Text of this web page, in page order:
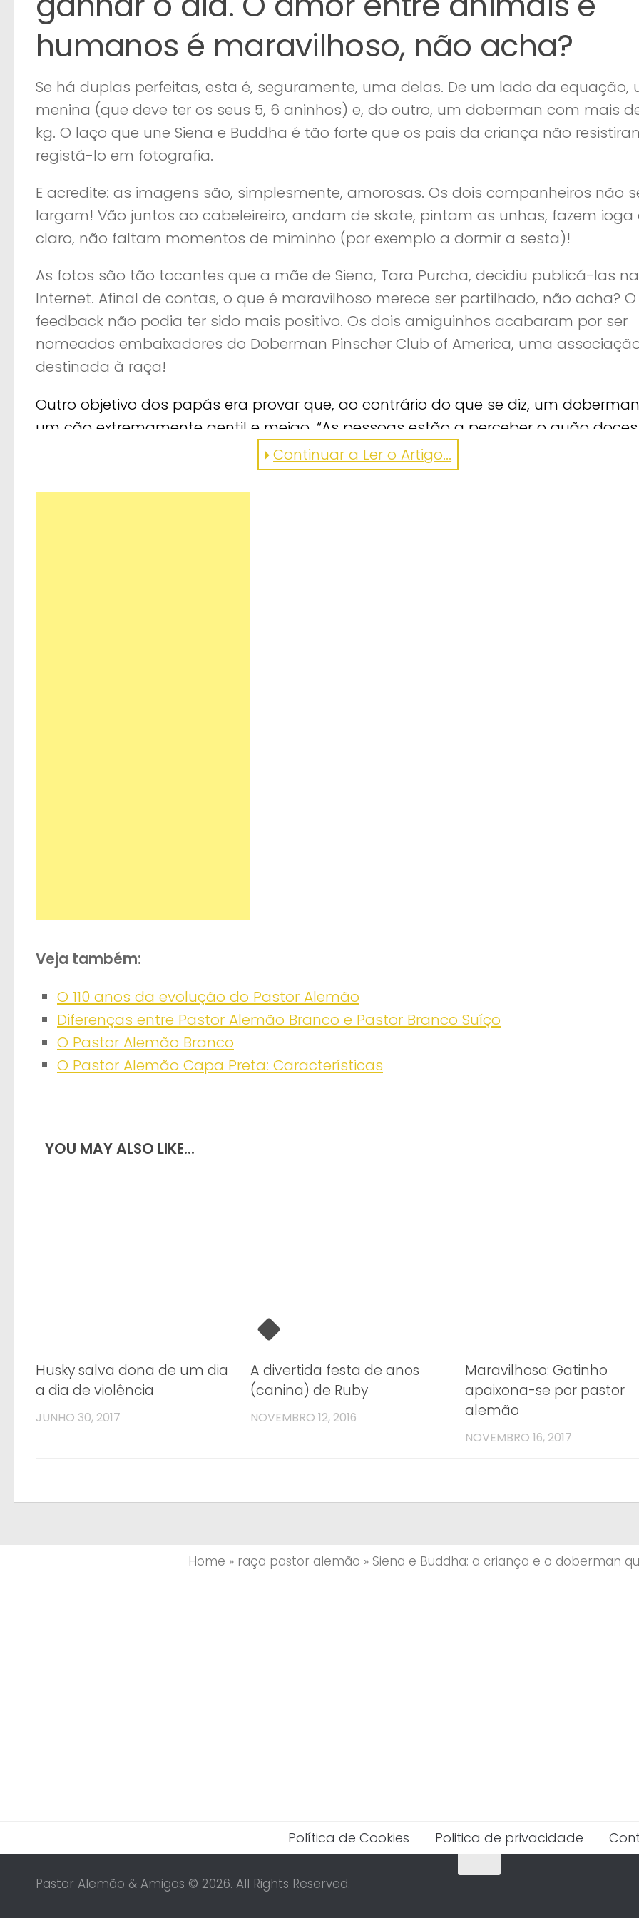
humanos é maravilhoso, não acha?
Se há duplas perfeitas, esta é, seguramente, uma delas. De um lado da equação,
menina (que deve ter os seus 5, 6 aninhos) e, do outro, um doberman com mais
kg. O laço que une Siena e Buddha é tão forte que os pais da criança não
registá-lo em fotografia.
E acredite: as imagens são, simplesmente, amorosas. Os dois companheiros não
largam! Vão juntos ao cabeleireiro, andam de skate, pintam as unhas, fazem ioga
claro, não faltam momentos de miminho (por exemplo a dormir a sesta)!
As fotos são tão tocantes que a mãe de Siena, Tara Purcha, decidiu publicá-las na
Internet. Afinal de contas, o que é maravilhoso merece ser partilhado, não acha? O
feedback não podia ter sido mais positivo. Os dois amiguinhos acabaram por ser
nomeados embaixadores do Doberman Pinscher Club of America, uma
destinada à raça!
Outro objetivo dos papás era provar que, ao contrário do que se diz, um
um cão extremamente gentil e meigo. “As pessoas estão a perceber o quão
maduros estes cães podem ser”, afirmou Tara, satisfeita. Como resistir?
Continuar a Ler o Artigo...
Veja também:
O 110 anos da evolução do Pastor Alemão
Diferenças entre Pastor Alemão Branco e Pastor Branco Suíço
O Pastor Alemão Branco
O Pastor Alemão Capa Preta: Características
YOU MAY ALSO LIKE...
Husky salva dona de um dia
a dia de violência
JUNHO 30, 2017
A divertida festa de anos
(canina) de Ruby
NOVEMBRO 12, 2016
Maravilhoso: Gatinho
apaixona-se por pastor
alemão
NOVEMBRO 16, 2017
Home » raça pastor alemão » Siena e Buddha: a criança e o doberman
Política de Cookies Politica de privacidade
Pastor Alemão & Amigos © 2026. All Rights Reserved.